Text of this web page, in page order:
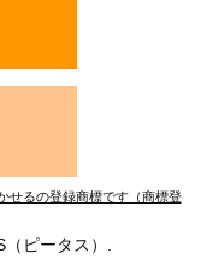
せるの登録商標です（商標登
ータス）.